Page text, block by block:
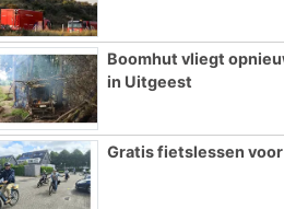
Boomhut vliegt
in Uitgeest
Gratis fietslessen